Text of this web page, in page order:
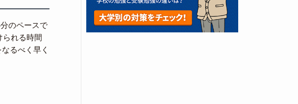
のペースで
れる時間
るべく早く